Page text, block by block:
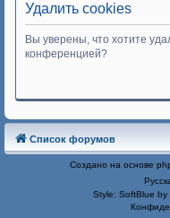
Удалить cookies
Вы уверены, что хотите
конференцией?
Список форумов
Создано на основе
Style: SoftBlue by